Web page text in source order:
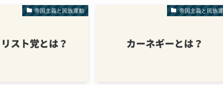
帝国主義と民族運動 帝国主義と民族